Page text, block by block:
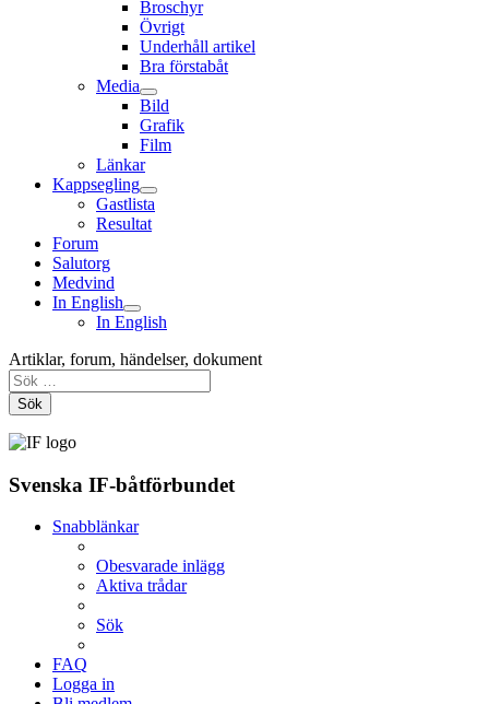
Broschyr
Övrigt
Underhåll artikel
Bra förstabåt
Media
Bild
Grafik
Film
Länkar
Kappsegling
Gastlista
Resultat
Forum
Salutorg
Medvind
In English
In English
Artiklar, forum, händelser, dokument
Sök
Svenska IF-båtförbundet
Snabblänkar
Obesvarade inlägg
Aktiva trådar
Sök
FAQ
Logga in